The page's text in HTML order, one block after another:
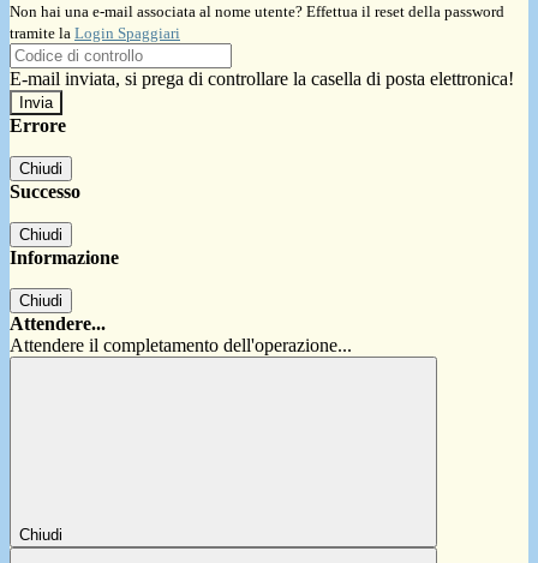
Non hai una e-mail associata al nome utente? Effettua il reset della password
tramite la Login Spaggiari
E-mail inviata, si prega di controllare la casella di posta elettronica!
Errore
Chiudi
Successo
Chiudi
Informazione
Chiudi
Attendere...
Attendere il completamento dell'operazione...
Chiudi